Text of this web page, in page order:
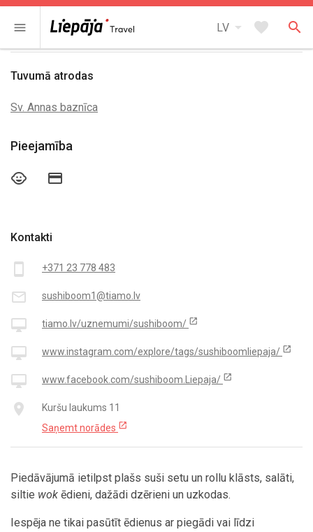
menu LV arrow_drop_down favorite search
Kontakti
smartphone +371 23 778 483
mail_outline sushiboom1@tiamo.lv
desktop_mac tiamo.lv/uznemumi/sushiboom/ open_in_new
desktop_mac www.instagram.com/explore/tags/sushiboomliepaja/ open_in_new
desktop_mac www.facebook.com/sushiboom.Liepaja/ open_in_new
place
Kuršu laukums 11
Saņemt norādes open_in_new
Piedāvājumā ietilpst plašs suši setu un rollu klāsts, salāti,
siltie wok ēdieni, dažādi dzērieni un uzkodas.
Iespēja ne tikai pasūtīt ēdienus ar piegādi vai līdzi
Tuvumā atrodas
Sv. Annas baznīca
Pieejamība
child_care credit_card